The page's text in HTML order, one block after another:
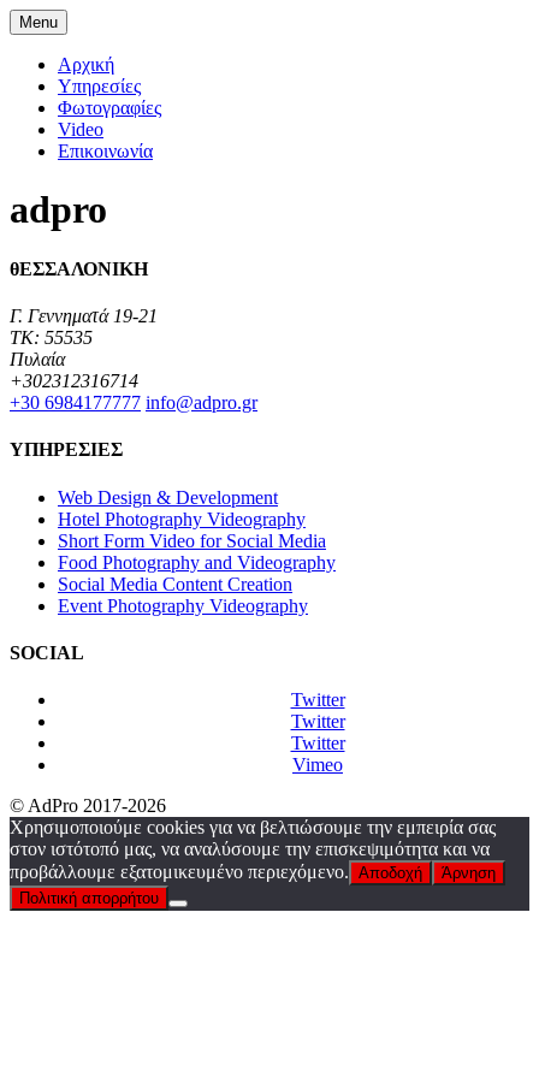
Menu
Αρχική
Υπηρεσίες
Φωτογραφίες
Video
Επικοινωνία
adpro
θΕΣΣΑΛΟΝΙΚΗ
Γ. Γεννηματά 19-21
TK: 55535
Πυλαία
+302312316714
+30 6984177777‬ info@adpro.gr
ΥΠΗΡΕΣΙΕΣ
Web Design & Development
Hotel Photography Videography
Short Form Video for Social Media
Food Photography and Videography
Social Media Content Creation
Event Photography Videography
SOCIAL
Twitter
Twitter
Twitter
Vimeo
© AdPro 2017-2026
Χρησιμοποιούμε cookies για να βελτιώσουμε την εμπειρία σας
στον ιστότοπό μας, να αναλύσουμε την επισκεψιμότητα και να
προβάλλουμε εξατομικευμένο περιεχόμενο. Αποδοχή
Άρνηση
Πολιτική απορρήτου